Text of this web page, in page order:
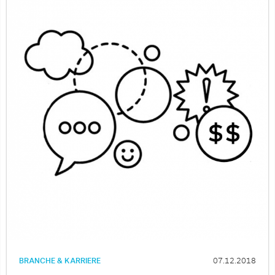
BRANCHE & KARRIERE 07.12.2018